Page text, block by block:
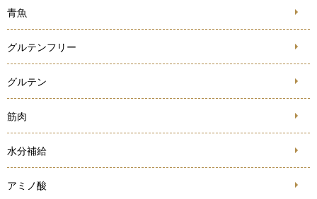
青魚
グルテンフリー
グルテン
筋肉
水分補給
アミノ酸